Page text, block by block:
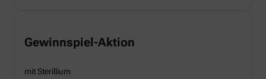
Gewinnspiel-Aktion
mit Sterillium